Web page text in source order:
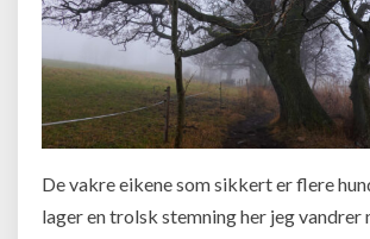
De vakre eikene som sikkert er flere
lager en trolsk stemning her jeg vandrer